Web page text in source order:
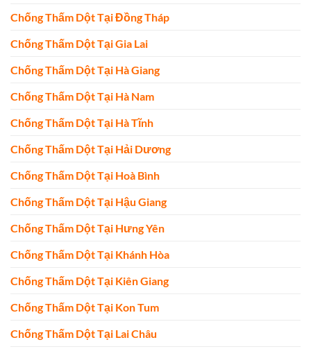
Chống Thấm Dột Tại Đồng Tháp
Chống Thấm Dột Tại Gia Lai
Chống Thấm Dột Tại Hà Giang
Chống Thấm Dột Tại Hà Nam
Chống Thấm Dột Tại Hà Tĩnh
Chống Thấm Dột Tại Hải Dương
Chống Thấm Dột Tại Hoà Bình
Chống Thấm Dột Tại Hậu Giang
Chống Thấm Dột Tại Hưng Yên
Chống Thấm Dột Tại Khánh Hòa
Chống Thấm Dột Tại Kiên Giang
Chống Thấm Dột Tại Kon Tum
Chống Thấm Dột Tại Lai Châu